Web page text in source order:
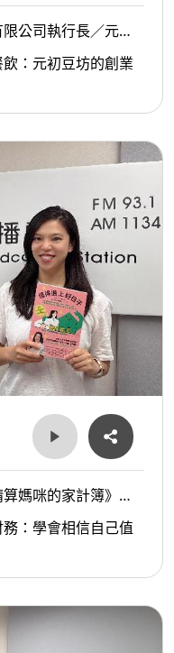
公司執行長／元初
：元初豆坊的創業
媽咪的家計簿》
曾采穎
：學會相信自己值